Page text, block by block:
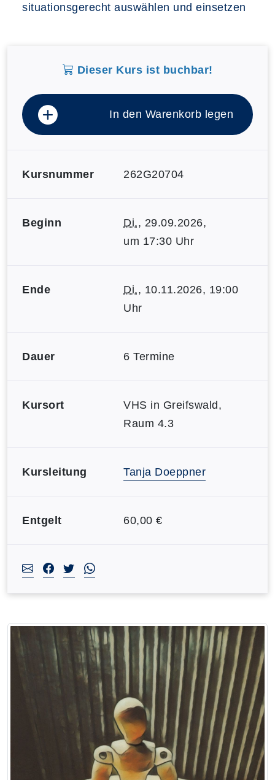
situationsgerecht auswählen und einsetzen
Dieser Kurs ist buchbar!
In den Warenkorb legen
Kursnummer 262G20704
Beginn Di., 29.09.2026,
um 17:30 Uhr
Ende Di., 10.11.2026, 19:00
Uhr
Dauer 6 Termine
Kursort
VHS in Greifswald,
Raum 4.3
Kursleitung Tanja Doeppner
Entgelt 60,00 €